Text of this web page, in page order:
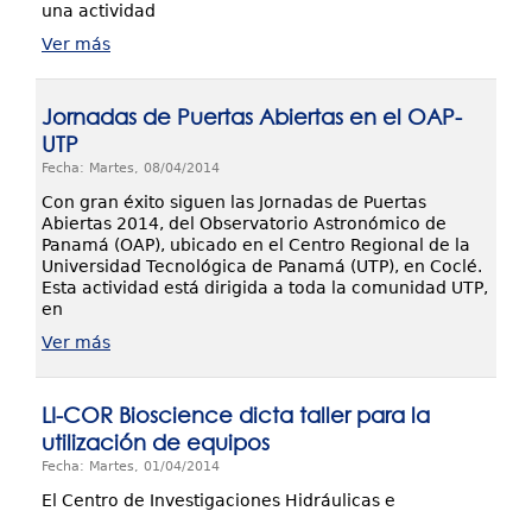
una actividad
Ver más
Jornadas de Puertas Abiertas en el OAP-
UTP
Fecha: Martes, 08/04/2014
Con gran éxito siguen las Jornadas de Puertas
Abiertas 2014, del Observatorio Astronómico de
Panamá (OAP), ubicado en el Centro Regional de la
Universidad Tecnológica de Panamá (UTP), en Coclé.
Esta actividad está dirigida a toda la comunidad UTP,
en
Ver más
LI-COR Bioscience dicta taller para la
utilización de equipos
Fecha: Martes, 01/04/2014
El Centro de Investigaciones Hidráulicas e